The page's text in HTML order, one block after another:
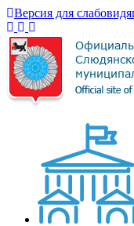
Версия для